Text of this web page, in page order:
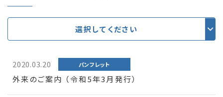
選択してください
2020.03.20 パンフレット
外来のご案内 （令和5年3月発行）